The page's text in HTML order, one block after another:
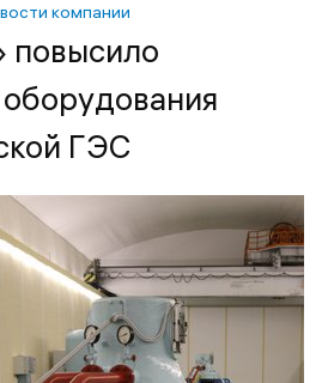
компании
повысило
ГЭС